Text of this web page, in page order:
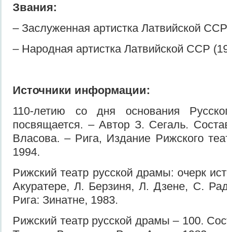
Звания:
– Заслуженная артистка Латвийской
– Народная артистка Латвийской ССР
Источники информации:
110-летию со дня основания
посвящается. – Автор З. Сегаль.
Власова. – Рига, Издание Рижского
1994.
Рижский театр русской драмы: очерк
Акуратере, Л. Берзиня, Л. Дзене, С.
Рига: Зинатне, 1983.
Рижский театр русской драмы – 100.